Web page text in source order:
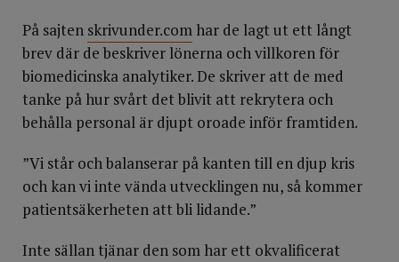
På sajten skrivunder.com har de lagt ut ett långt
brev där de beskriver lönerna och villkoren för
biomedicinska analytiker. De skriver att de med
tanke på hur svårt det blivit att rekrytera och
behålla personal är djupt oroade inför framtiden.
”Vi står och balanserar på kanten till en djup kris
och kan vi inte vända utvecklingen nu, så kommer
patientsäkerheten att bli lidande.”
Inte sällan tjänar den som har ett okvalificerat